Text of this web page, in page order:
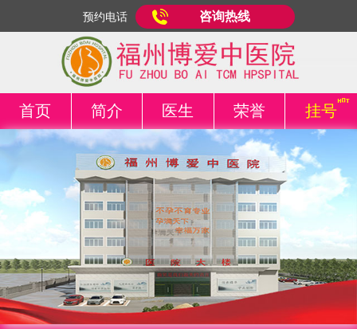
预约电话 咨询热线
首页 简介 医生 荣誉 挂号